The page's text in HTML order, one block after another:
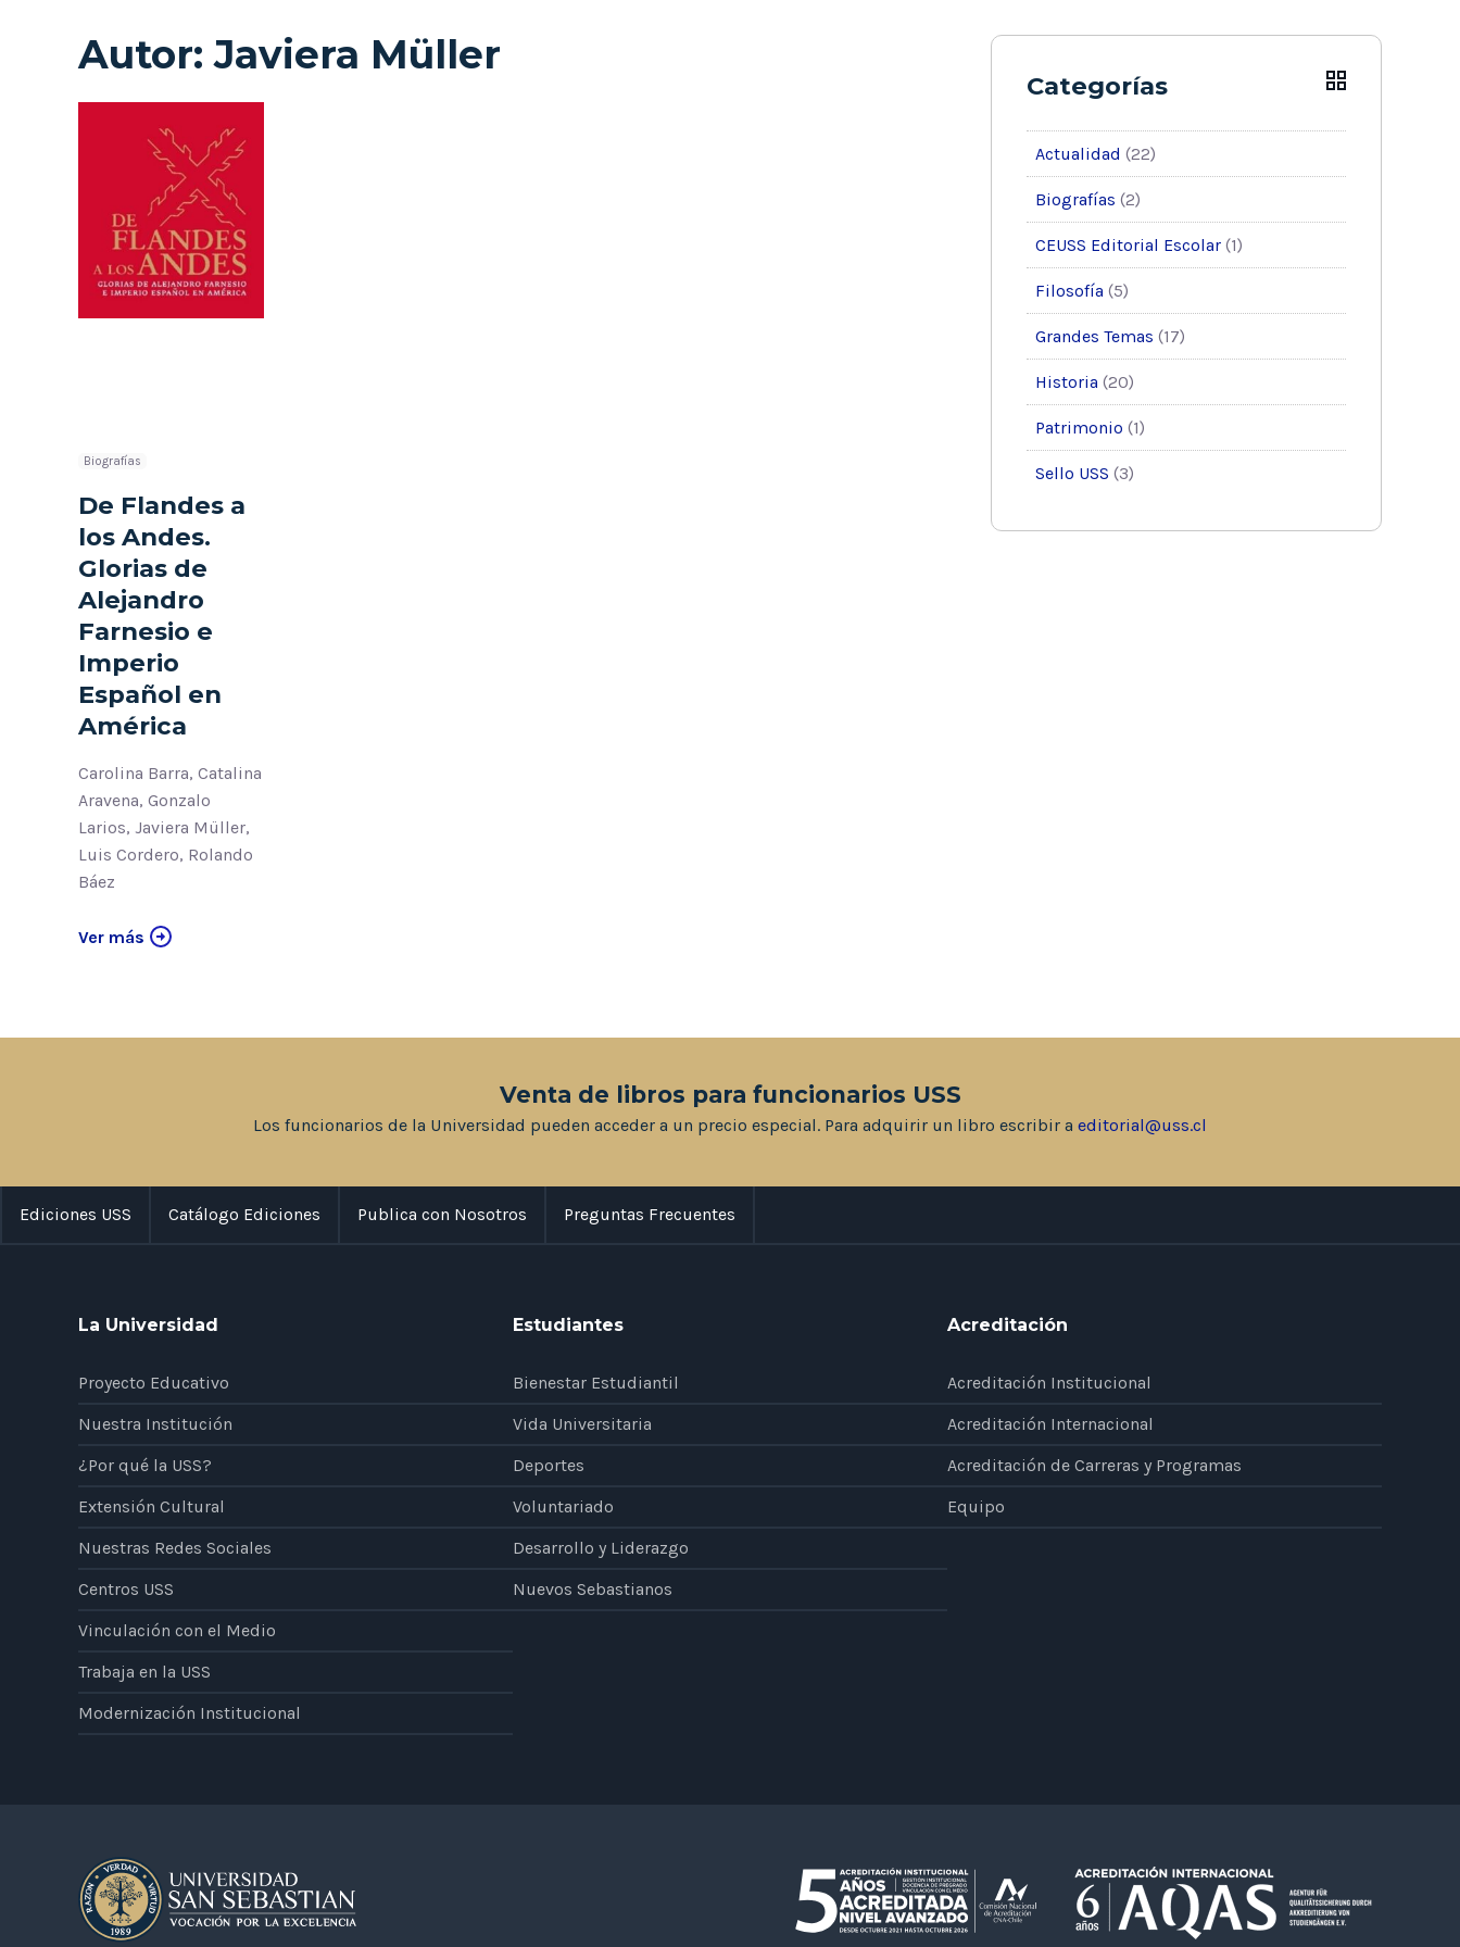
Autor:Javiera Müller
Biografías
De Flandes a
los Andes.
Glorias de
Alejandro
Farnesio e
Imperio
Español en
América
Carolina Barra, Catalina
Aravena, Gonzalo
Larios, Javiera Müller,
Luis Cordero, Rolando
Báez
Ver más
Categorías
Actualidad (22)
Biografías (2)
CEUSS Editorial Escolar (1)
Filosofía (5)
Grandes Temas (17)
Historia (20)
Patrimonio (1)
Sello USS (3)
Venta de libros para funcionarios USS
Los funcionarios de la Universidad pueden acceder a un precio especial. Para adquirir un libro escribir a editorial@uss.cl
Ediciones USS Catálogo Ediciones Publica con Nosotros Preguntas Frecuentes
La Universidad
Proyecto Educativo
Nuestra Institución
¿Por qué la USS?
Extensión Cultural
Nuestras Redes Sociales
Centros USS
Vinculación con el Medio
Trabaja en la USS
Modernización Institucional
Estudiantes
Bienestar Estudiantil
Vida Universitaria
Deportes
Voluntariado
Desarrollo y Liderazgo
Nuevos Sebastianos
Acreditación
Acreditación Institucional
Acreditación Internacional
Acreditación de Carreras y Programas
Equipo